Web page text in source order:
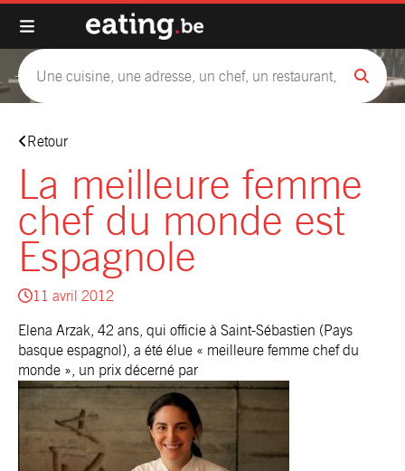
Retour
La meilleure femme
chef du monde est
Espagnole
11 avril 2012
Elena Arzak, 42 ans, qui officie à Saint-Sébastien (Pays
basque espagnol), a été élue « meilleure femme chef du
monde », un prix décerné par